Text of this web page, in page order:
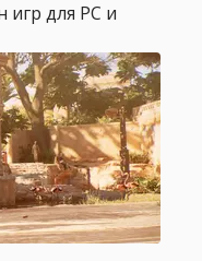
для PC и